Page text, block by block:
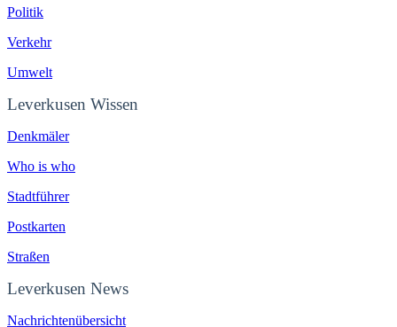
Politik
Verkehr
Umwelt
Leverkusen Wissen
Denkmäler
Who is who
Stadtführer
Postkarten
Straßen
Leverkusen News
Nachrichtenübersicht